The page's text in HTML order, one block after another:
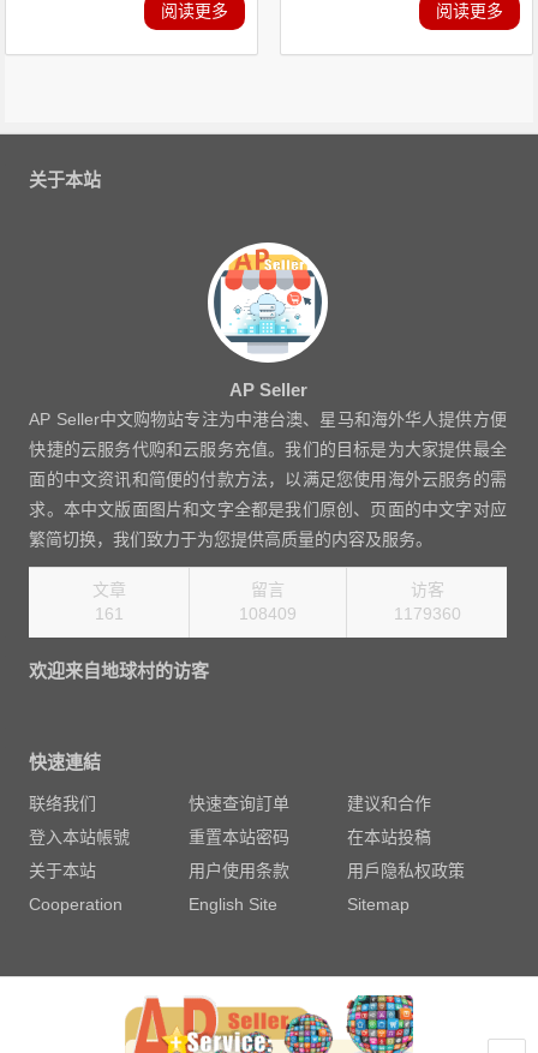
阅读更多 阅读更多
关于本站
AP Seller
AP Seller中文购物站专注为中港台澳、星马和海外华人提供方便
快捷的云服务代购和云服务充值。我们的目标是为大家提供最全
面的中文资讯和简便的付款方法，以满足您使用海外云服务的需
求。本中文版面图片和文字全都是我们原创、页面的中文字对应
繁简切换，我们致力于为您提供高质量的内容及服务。
文章
161
留言
108409
访客
1270080
欢迎来自地球村的访客
快速連結
联络我们 快速查询訂单
建议和合作
登入本站帳號
重置本站密码
在本站投稿
关于本站
用户使用条款
用戶隐私权政策
Cooperation
English Site Sitemap